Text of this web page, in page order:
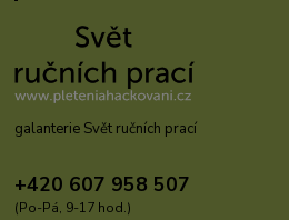
galanterie Svět ručních prací
+420 607 958 507
(Po-Pá, 9-17 hod.)